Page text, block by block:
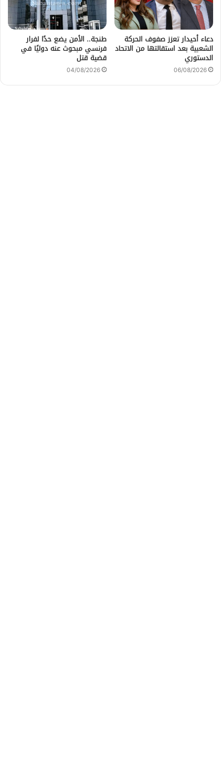
دعاء أحيدار تعزز صفوف الحركة
الشعبية بعد استقالتها من الاتحاد
الدستوري
06/08/2026
طنجة.. الأمن يضع حدًا لفرار
فرنسي مبحوث عنه دوليًا في
قضية قتل
04/08/2026